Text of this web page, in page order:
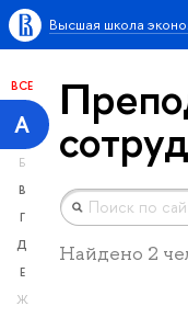
Высшая школа
ВСЕ
А
Б
В
Г
Д
Е
Ж
Найдено 2